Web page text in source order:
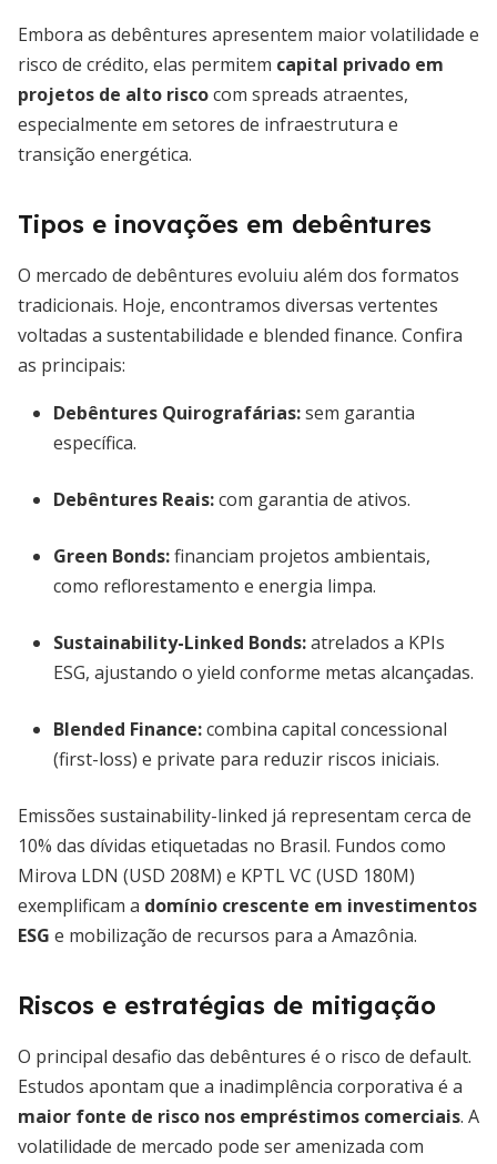
Embora as debêntures apresentem maior volatilidade e
risco de crédito, elas permitem capital privado em
projetos de alto riscocom spreads atraentes,
especialmente em setores de infraestrutura e
transição energética.
Tipos e inovações em debêntures
O mercado de debêntures evoluiu além dos formatos
tradicionais. Hoje, encontramos diversas vertentes
voltadas a sustentabilidade e blended finance. Confira
as principais:
Debêntures Quirografárias:sem garantia
específica.
Debêntures Reais:com garantia de ativos.
Green Bonds:financiam projetos ambientais,
como reflorestamento e energia limpa.
Sustainability-Linked Bonds:atrelados a KPIs
ESG, ajustando o yield conforme metas alcançadas.
Blended Finance:combina capital concessional
(first-loss) e private para reduzir riscos iniciais.
Emissões sustainability-linked já representam cerca de
10% das dívidas etiquetadas no Brasil. Fundos como
Mirova LDN (USD 208M) e KPTL VC (USD 180M)
exemplificam a domínio crescente em investimentos
ESG e mobilização de recursos para a Amazônia.
Riscos e estratégias de mitigação
O principal desafio das debêntures é o risco de default.
Estudos apontam que a inadimplência corporativa é a
maior fonte de risco nos empréstimos comerciais. A
volatilidade de mercado pode ser amenizada com